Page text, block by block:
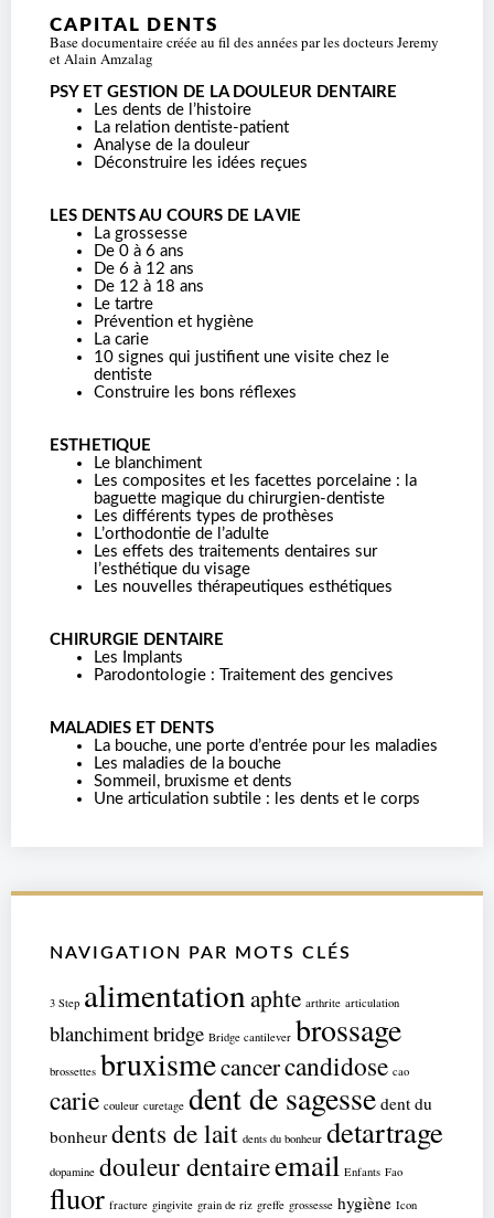
CAPITAL DENTS
Base documentaire créée au fil des années par les docteurs Jeremy
et Alain Amzalag
PSY ET GESTION DE LA DOULEUR DENTAIRE
Les dents de l’histoire
La relation dentiste-patient
Analyse de la douleur
Déconstruire les idées reçues
LES DENTS AU COURS DE LA VIE
La grossesse
De 0 à 6 ans
De 6 à 12 ans
De 12 à 18 ans
Le tartre
Prévention et hygiène
La carie
10 signes qui justifient une visite chez le
dentiste
Construire les bons réflexes
ESTHETIQUE
Le blanchiment
Les composites et les facettes porcelaine : la
baguette magique du chirurgien-dentiste
Les différents types de prothèses
L’orthodontie de l’adulte
Les effets des traitements dentaires sur
l’esthétique du visage
Les nouvelles thérapeutiques esthétiques
CHIRURGIE DENTAIRE
Les Implants
Parodontologie : Traitement des gencives
MALADIES ET DENTS
La bouche, une porte d’entrée pour les maladies
Les maladies de la bouche
Sommeil, bruxisme et dents
Une articulation subtile : les dents et le corps
NAVIGATION PAR MOTS CLÉS
3 Step alimentation aphte arthrite articulation
blanchimentbridge Bridge cantilever brossage
brossettes bruxismecancercandidose cao
carie couleur curetage dent de sagesse dent du
bonheur dents de lait dents du bonheur detartrage
dopamine douleur dentaireemail Enfants Fao
fluor fracture gingivite grain de riz greffe grossesse hygiène Icon